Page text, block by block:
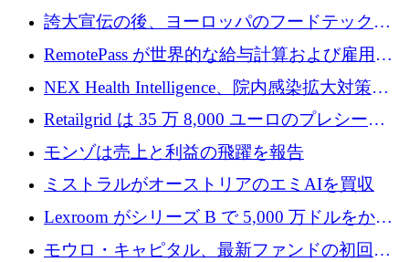
産業化するために 2 億 8,000 万ユーロのベル
誇大宣伝の後、ヨーロッパのフードテックセ
クターはファンダメンタルズを中心に再構築
RemotePass が世界的な給与計算および雇用プ
ラットフォームを拡大するために 1,740 万ド
NEX Health Intelligence、院内感染拡大対策に
100万ユーロを確保
Retailgrid は 35 万 8,000 ユーロのプレシード
ラウンドで小売業のスプレッドシートをター
ゲットにしています
モンゾは売上と利益の飛躍を報告
ミストラルがオーストリアのエミAIを買収
Lexroom がシリーズ B で 5,000 万ドルをかけ
てヨーロッパ大陸法用の法律 AI を構築
モウロ・キャピタル、最新ファンドの初回ク